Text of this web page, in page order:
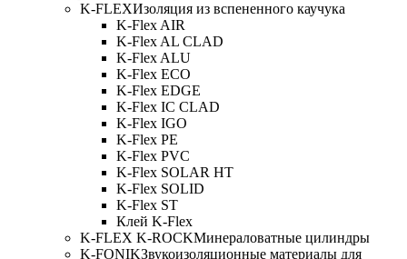
K-FLEXИзоляция из вспененного каучука
K-Flex AIR
K-Flex AL CLAD
K-Flex ALU
K-Flex ECO
K-Flex EDGE
K-Flex IC CLAD
K-Flex IGO
K-Flex PE
K-Flex PVC
K-Flex SOLAR HT
K-Flex SOLID
K-Flex ST
Клей K-Flex
K-FLEX K-ROCKМинераловатные цилиндры
K-FONIKЗвукоизоляционные материалы для